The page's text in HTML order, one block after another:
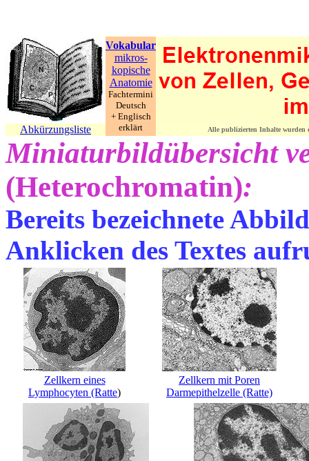
Abkürzungsliste
Vokabular
mikros-
kopische
Anatomie
Fachtermini
Deutsch
+ Englisch
erklärt
Alle publizierten Inhalte wurden
Miniaturbildübersicht
(Heterochromatin):
Bereits bezeichnete
Anklicken des Textes
Zellkern eines
Lymphocyten (Ratte)
Zellkern mit Poren
Darmepithelzelle (Ratte)